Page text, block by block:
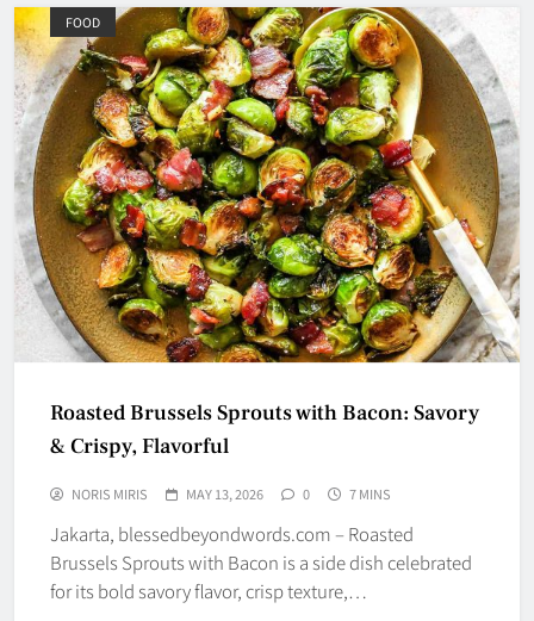
FOOD
Roasted Brussels Sprouts with Bacon: Savory
& Crispy, Flavorful
NORIS MIRIS MAY 13, 2026 0 7 MINS
Jakarta, blessedbeyondwords.com – Roasted
Brussels Sprouts with Bacon is a side dish celebrated
for its bold savory flavor, crisp texture,…